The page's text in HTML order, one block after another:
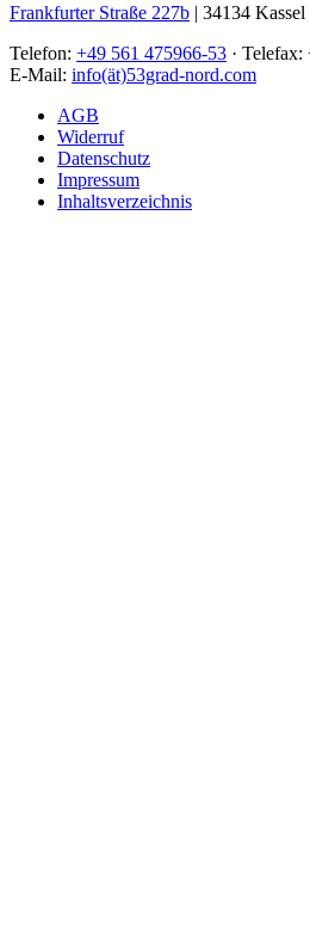
Frankfurter Straße 227b | 34134 Kassel
Telefon: +49 561 475966-53 ·
E-Mail: info(ät)53grad-nord.com
AGB
Widerruf
Datenschutz
Impressum
Inhaltsverzeichnis